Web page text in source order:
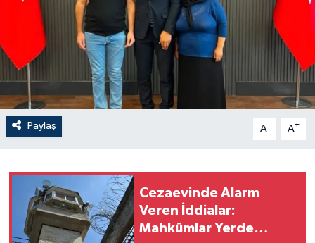
Paylaş A- A+
Cezaevinde Alarm
Veren İddialar:
Mahkûmlar Yerde